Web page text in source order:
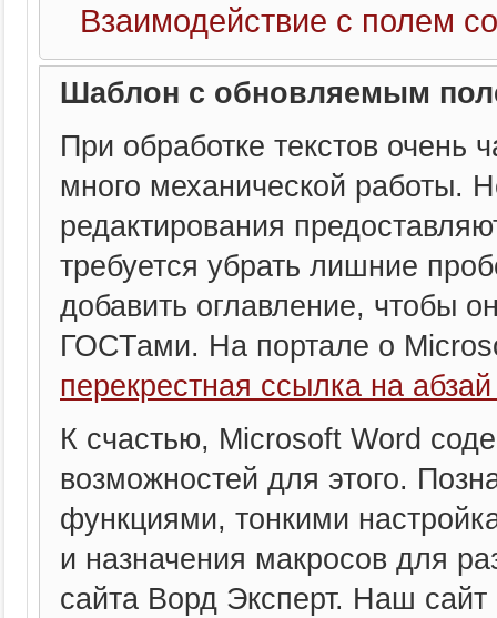
Взаимодействие с полем
Шаблон с обновляемым
При обработке текстов очень
много механической работы.
редактирования
требуется убрать лишние
добавить оглавление, чтобы
ГОСТами. На портале о
перекрестная ссылка на
К счастью, Microsoft Word
возможностей для этого.
функциями, тонкими
и назначения макросов для
сайта Ворд Эксперт. Наш